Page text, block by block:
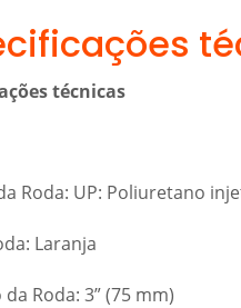
técnicas
Roda: UP: Poliuretano
Laranja
Roda: 3” (75 mm)